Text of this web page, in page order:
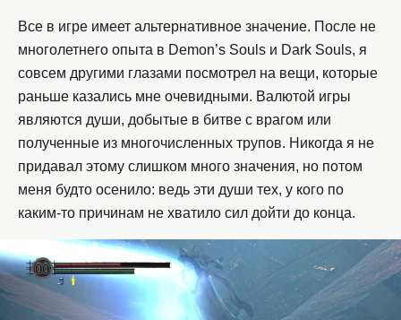
Все в игре имеет альтернативное значение. После не
многолетнего опыта в Demon’s Souls и Dark Souls, я
совсем другими глазами посмотрел на вещи, которые
раньше казались мне очевидными. Валютой игры
являются души, добытые в битве с врагом или
полученные из многочисленных трупов. Никогда я не
придавал этому слишком много значения, но потом
меня будто осенило: ведь эти души тех, у кого по
каким-то причинам не хватило сил дойти до конца.